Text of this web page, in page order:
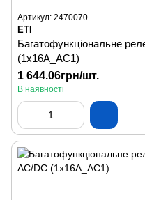
Артикул: 2470070
ETI
Багатофункціональне
(1x16A_AC1)
1 644.06грн/шт.
В наявності